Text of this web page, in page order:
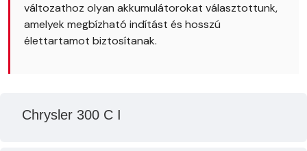
változathoz olyan akkumulátorokat választottunk,
amelyek megbízható indítást és hosszú
élettartamot biztosítanak.
Chrysler 300 C I